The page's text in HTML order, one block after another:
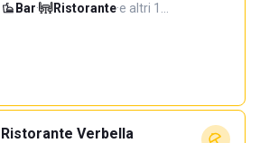
Bar· Ristorante·e altri 1…
Ristorante Verbella